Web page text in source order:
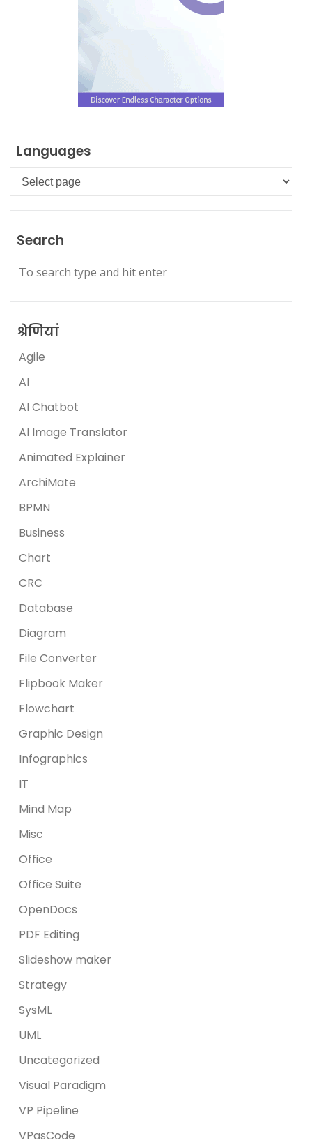
Languages
Languages
Search
श्रेणियां
Agile
AI
AI Chatbot
AI Image Translator
Animated Explainer
ArchiMate
BPMN
Business
Chart
CRC
Database
Diagram
File Converter
Flipbook Maker
Flowchart
Graphic Design
Infographics
IT
Mind Map
Misc
Office
Office Suite
OpenDocs
PDF Editing
Slideshow maker
Strategy
SysML
UML
Uncategorized
Visual Paradigm
VP Pipeline
VPasCode